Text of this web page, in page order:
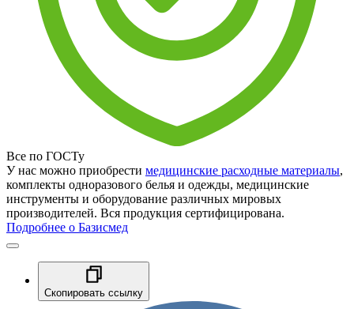
Все по ГОСТу
У нас можно приобрести медицинские расходные материалы,
комплекты одноразового белья и одежды, медицинские
инструменты и оборудование различных мировых
производителей. Вся продукция сертифицирована.
Подробнее о Базисмед
Скопировать ссылку